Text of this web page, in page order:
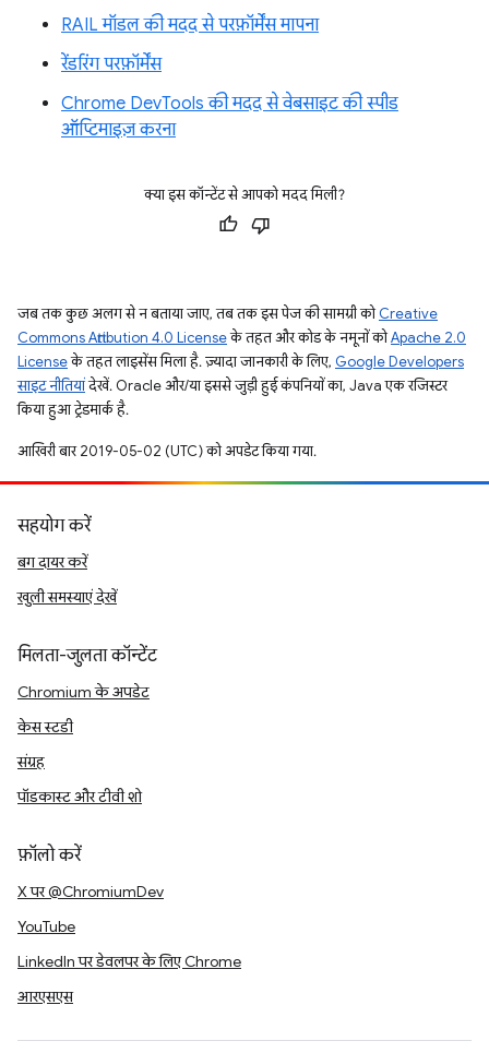
RAIL मॉडल की मदद से परफ़ॉर्मेंस मापना
रेंडरिंग परफ़ॉर्मेंस
Chrome DevTools की मदद से वेबसाइट की स्पीड
ऑप्टिमाइज़ करना
क्या इस कॉन्टेंट से आपको मदद मिली?
जब तक कुछ अलग से न बताया जाए, तब तक इस पेज की सामग्री कोCreative
Commons Attribution 4.0 Licenseके तहत और कोड के नमूनों कोApache 2.0
Licenseके तहत लाइसेंस मिला है. ज़्यादा जानकारी के लिए, Google Developers
साइट नीतियांदेखें. Oracle और/या इससे जुड़ी हुई कंपनियों का, Java एक रजिस्टर
किया हुआ ट्रेडमार्क है.
आखिरी बार 2019-05-02 (UTC) को अपडेट किया गया.
सहयोग करें
बग दायर करें
खुली समस्याएं देखें
मिलता-जुलता कॉन्टेंट
Chromium के अपडेट
केस स्टडी
संग्रह
पॉडकास्ट और टीवी शो
फ़ॉलो करें
X पर @ChromiumDev
YouTube
LinkedIn पर डेवलपर के लिए Chrome
आरएसएस